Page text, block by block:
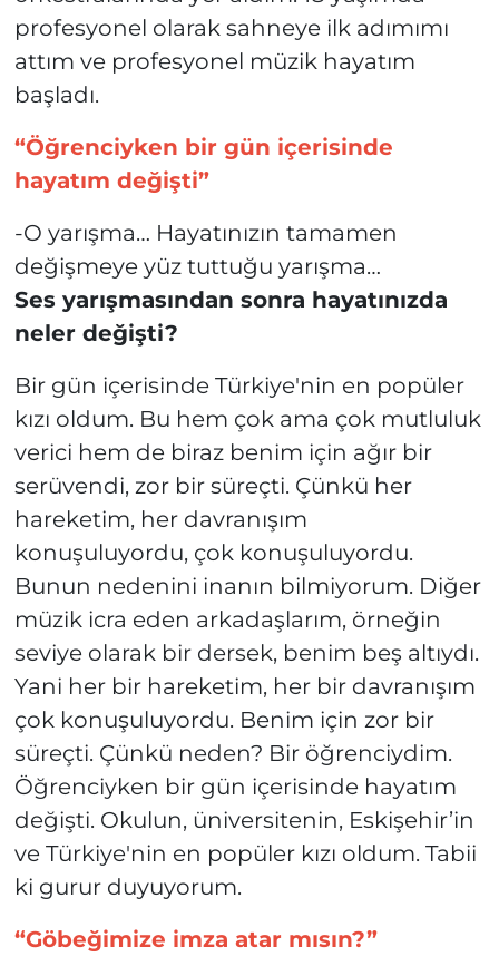
profesyonel olarak sahneye ilk adımımı
attım ve profesyonel müzik hayatım
başladı.
“Öğrenciyken bir gün içerisinde
hayatım değişti”
-O yarışma… Hayatınızın tamamen
değişmeye yüz tuttuğu yarışma…
Ses yarışmasından sonra hayatınızda
neler değişti?
Bir gün içerisinde Türkiye'nin en popüler
kızı oldum. Bu hem çok ama çok mutluluk
verici hem de biraz benim için ağır bir
serüvendi, zor bir süreçti. Çünkü her
hareketim, her davranışım
konuşuluyordu, çok konuşuluyordu.
Bunun nedenini inanın bilmiyorum. Diğer
müzik icra eden arkadaşlarım, örneğin
seviye olarak bir dersek, benim beş altıydı.
Yani her bir hareketim, her bir davranışım
çok konuşuluyordu. Benim için zor bir
süreçti. Çünkü neden? Bir öğrenciydim.
Öğrenciyken bir gün içerisinde hayatım
değişti. Okulun, üniversitenin, Eskişehir’in
ve Türkiye'nin en popüler kızı oldum. Tabii
ki gurur duyuyorum.
“Göbeğimize imza atar mısın?”